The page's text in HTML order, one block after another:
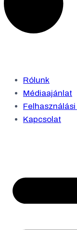
Rólunk
Médiaajánlat
Kapcsolat